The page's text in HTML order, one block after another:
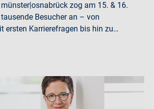
zog am 15. & 16.
Besucher an – von
ersten Karrierefragen bis hin zu…